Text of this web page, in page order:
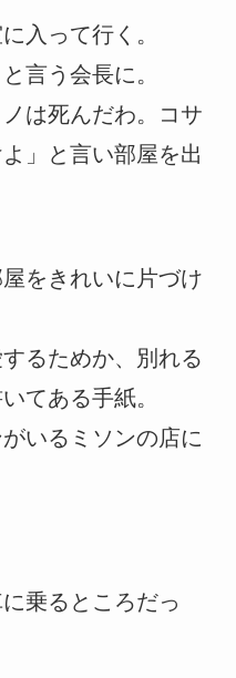
入って行く。
言う会長に。
は死んだわ。コサ
」と言い部屋を出
をきれいに片づけ
るためか、別れる
てある手紙。
いるミソンの店に
乗るところだっ